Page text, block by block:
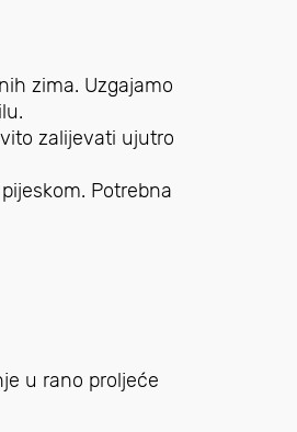
zima. Uzgajamo
zalijevati ujutro
Potrebna
u rano proljeće